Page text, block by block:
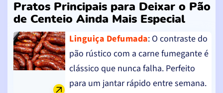
Pratos Principais para Deixar o Pão
de Centeio Ainda Mais Especial
Linguiça Defumada: O contraste do
pão rústico com a carne fumegante é
clássico que nunca falha. Perfeito
para um jantar rápido entre semana.